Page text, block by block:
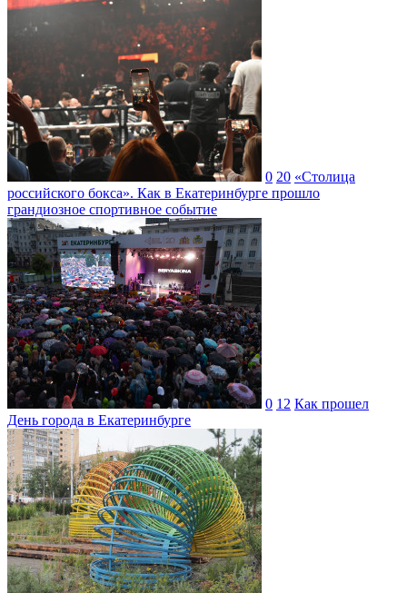
0 20 «Столица
российского бокса». Как в Екатеринбурге прошло
грандиозное спортивное событие
0 12 Как прошел
День города в Екатеринбурге